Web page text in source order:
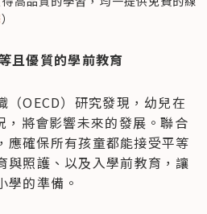
）
且優質的學前教育
（OECD）研究發現，幼兒在
，將會影響未來的發展。聯合
應確保所有孩童都能接受平等
與照護、以及入學前教育，讓
學的準備。